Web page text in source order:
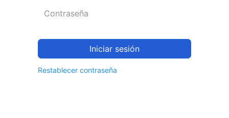
Iniciar sesión
Restablecer contraseña